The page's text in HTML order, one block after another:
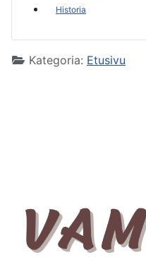
Historia
Kategoria: Etusivu